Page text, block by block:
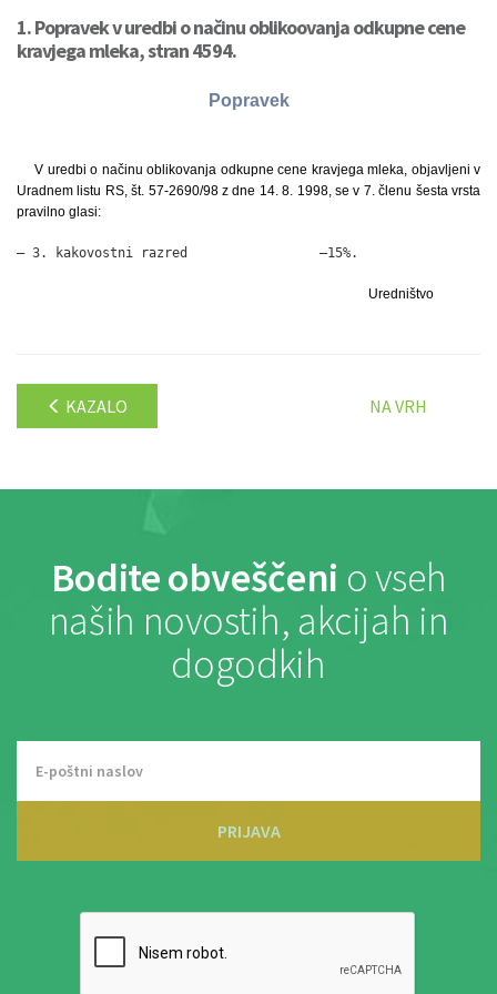
1. Popravek v uredbi o načinu oblikoovanja odkupne cene
kravjega mleka, stran 4594.
Popravek
V uredbi o načinu oblikovanja odkupne cene kravjega mleka, objavljeni v
Uradnem listu RS, št. 57-2690/98 z dne 14. 8. 1998, se v 7. členu šesta vrsta
pravilno glasi:
– 3. kakovostni razred                 –15%.
Uredništvo
KAZALO NA VRH
Bodite obveščeni o vseh
naših novostih, akcijah in
dogodkih
PRIJAVA